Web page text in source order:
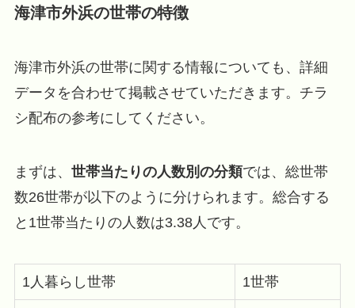
海津市外浜の世帯の特徴
海津市外浜の世帯に関する情報についても、詳細
データを合わせて掲載させていただきます。チラ
シ配布の参考にしてください。
まずは、 世帯当たりの人数別の分類では、総世帯
数26世帯が以下のように分けられます。総合する
と1世帯当たりの人数は3.38人です。
1人暮らし世帯 1世帯